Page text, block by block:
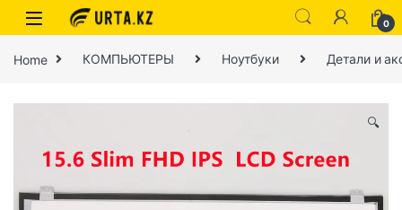
0
Home КОМПЬЮТЕРЫ Ноутбуки Детали и
🔍